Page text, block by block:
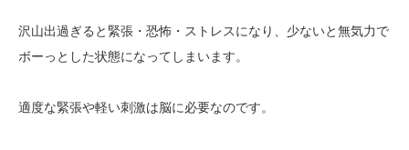
沢山出過ぎると緊張・恐怖・ストレスになり、少ないと無気力で
ボーっとした状態になってしまいます。
適度な緊張や軽い刺激は脳に必要なのです。